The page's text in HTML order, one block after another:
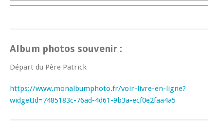
Album photos souvenir :
Départ du Père Patrick
https://www.monalbumphoto.fr/voir-livre-en-ligne?
widgetId=7485183c-76ad-4d61-9b3a-ecf0e2faa4a5